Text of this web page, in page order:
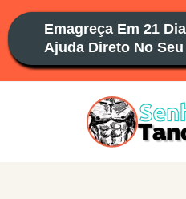
para
conteúdo
Emagreça Em 21
Ajuda Direto No